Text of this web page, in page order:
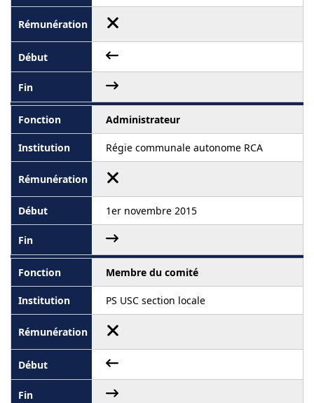
Administrateur
Régie communale autonome RCA
1er novembre 2015
Membre du comité
PS USC section locale